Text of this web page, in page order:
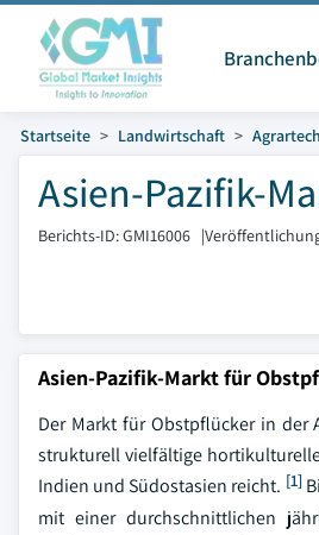
Startseite Landwirtschaft
Asien-Pazifik-
Berichts-ID: GMI16006 |
Asien-Pazifik-Markt für
Der Markt für Obstpflücker in der
strukturell vielfältige
Indien und Südostasien reicht. [1]
mit einer durchschnittlichen